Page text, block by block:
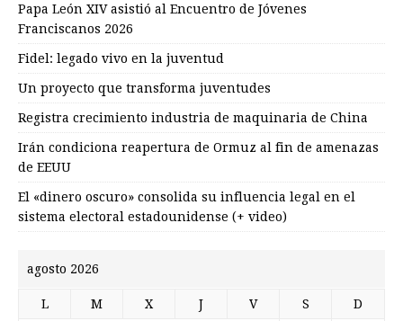
Papa León XIV asistió al Encuentro de Jóvenes
Franciscanos 2026
Fidel: legado vivo en la juventud
Un proyecto que transforma juventudes
Registra crecimiento industria de maquinaria de China
Irán condiciona reapertura de Ormuz al fin de amenazas
de EEUU
El «dinero oscuro» consolida su influencia legal en el
sistema electoral estadounidense (+ video)
agosto 2026
L M X J V S D